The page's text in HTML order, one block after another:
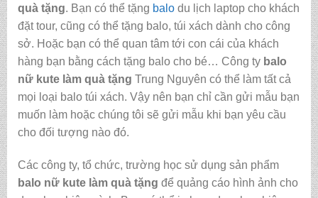
quà tặng. Bạn có thể tặng balodu lịch laptop cho khách
đặt tour, cũng có thể tặng balo, túi xách dành cho công
sở. Hoặc bạn có thể quan tâm tới con cái của khách
hàng bạn bằng cách tặng balo cho bé… Công ty balo
nữ kute làm quà tặng Trung Nguyên có thể làm tất cả
mọi loại balo túi xách. Vậy nên bạn chỉ cần gửi mẫu bạn
muốn làm hoặc chúng tôi sẽ gửi mẫu khi bạn yêu cầu
cho đối tượng nào đó.
Các công ty, tổ chức, trường học sử dụng sản phẩm
balo nữ kute làm quà tặng để quảng cáo hình ảnh cho